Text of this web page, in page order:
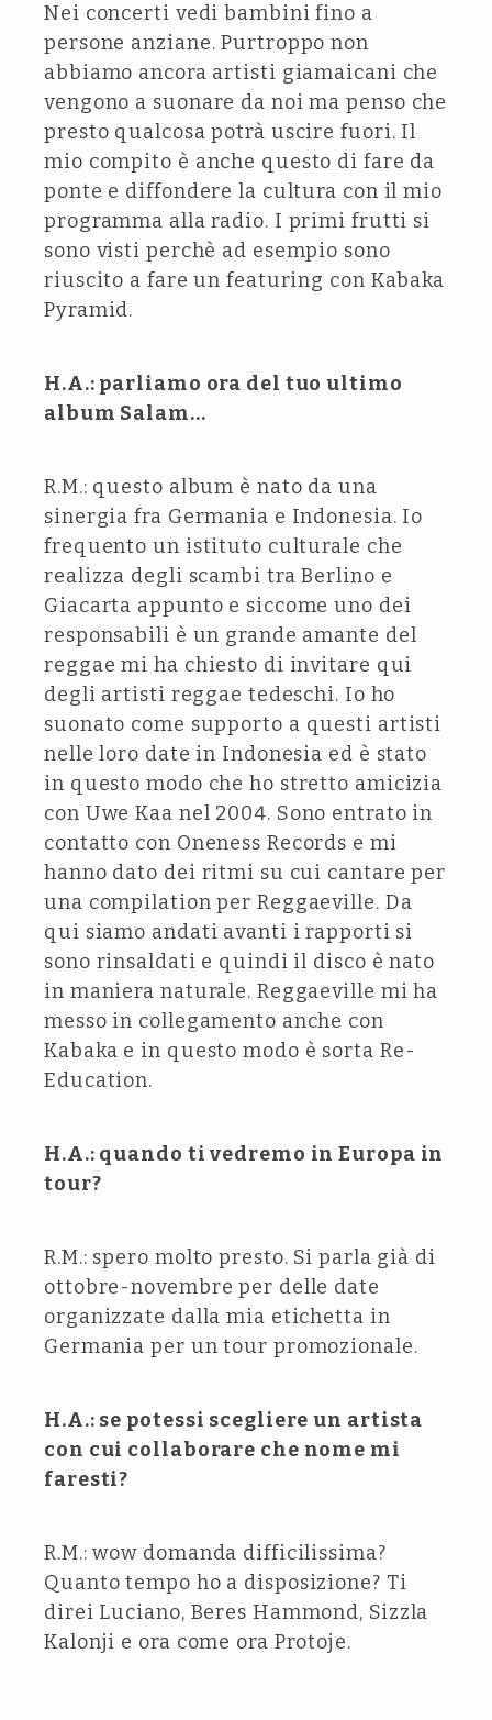
Nei concerti vedi bambini fino a
persone anziane. Purtroppo non
abbiamo ancora artisti giamaicani che
vengono a suonare da noi ma penso che
presto qualcosa potrà uscire fuori. Il
mio compito è anche questo di fare da
ponte e diffondere la cultura con il mio
programma alla radio. I primi frutti si
sono visti perchè ad esempio sono
riuscito a fare un featuring con Kabaka
Pyramid.
H.A.: parliamo ora del tuo ultimo
album Salam…
R.M.: questo album è nato da una
sinergia fra Germania e Indonesia. Io
frequento un istituto culturale che
realizza degli scambi tra Berlino e
Giacarta appunto e siccome uno dei
responsabili è un grande amante del
reggae mi ha chiesto di invitare qui
degli artisti reggae tedeschi. Io ho
suonato come supporto a questi artisti
nelle loro date in Indonesia ed è stato
in questo modo che ho stretto amicizia
con Uwe Kaa nel 2004. Sono entrato in
contatto con Oneness Records e mi
hanno dato dei ritmi su cui cantare per
una compilation per Reggaeville. Da
qui siamo andati avanti i rapporti si
sono rinsaldati e quindi il disco è nato
in maniera naturale. Reggaeville mi ha
messo in collegamento anche con
Kabaka e in questo modo è sorta Re-
Education.
H.A.: quando ti vedremo in Europa in
tour?
R.M.: spero molto presto. Si parla già di
ottobre-novembre per delle date
organizzate dalla mia etichetta in
Germania per un tour promozionale.
H.A.: se potessi scegliere un artista
con cui collaborare che nome mi
faresti?
R.M.: wow domanda difficilissima?
Quanto tempo ho a disposizione? Ti
direi Luciano, Beres Hammond, Sizzla
Kalonji e ora come ora Protoje.